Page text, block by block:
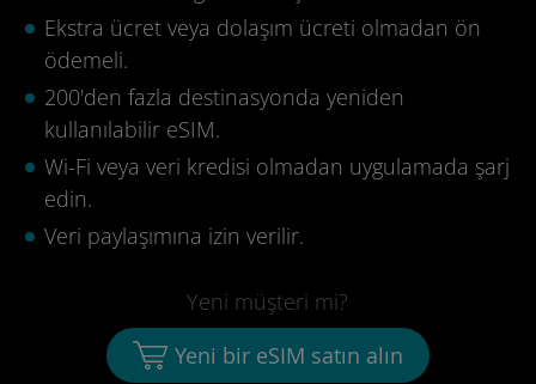
Ekstra ücret veya dolaşım ücreti olmadan ön
ödemeli.
200'den fazla destinasyonda yeniden
kullanılabilir eSIM.
Wi-Fi veya veri kredisi olmadan uygulamada şarj
edin.
Veri paylaşımına izin verilir.
Yeni müşteri mi?
Yeni bir eSIM satın alın